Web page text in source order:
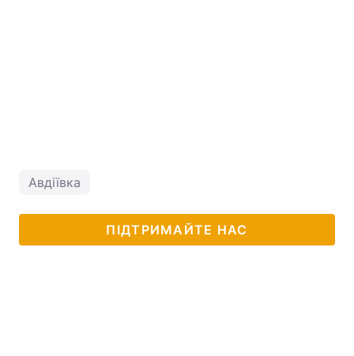
Авдіївка
ПІДТРИМАЙТЕ НАС